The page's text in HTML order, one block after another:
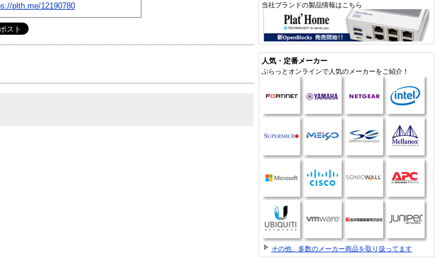
plth.me/12190780
当社ブランドの製品情報はこちら
人気・定番メーカー
ぷらっとオンラインで人気のメーカーをご紹介！
その他、多数のメーカー商品を取り扱ってます